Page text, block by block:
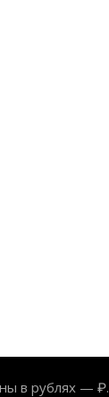
в рублях — ₽.